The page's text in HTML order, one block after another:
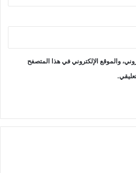
والموقع الإلكتروني في هذا المتصفح